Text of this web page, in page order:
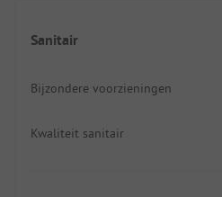
Sanitair
Bijzondere voorzieningen
Kwaliteit sanitair